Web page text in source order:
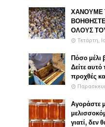
ΧΑΝΟΥΜΕ
ΟΛΟΥΣ
Τετάρτη,
Πόσο μέλι
Δείτε αυτό
προχθές
Αγοράστε
γιατί, δεν